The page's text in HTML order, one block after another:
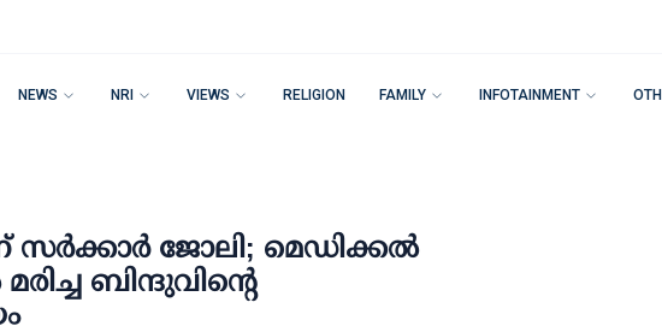
NEWS NRI VIEWS RELIGION FAMILY INFOTAINMENT
ജോലി; മെഡിക്കല്‍
ബിന്ദുവിന്റെ